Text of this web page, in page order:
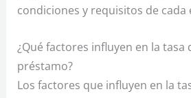
condiciones y requisitos de
¿Qué factores influyen en la tasa
préstamo?
Los factores que influyen en la